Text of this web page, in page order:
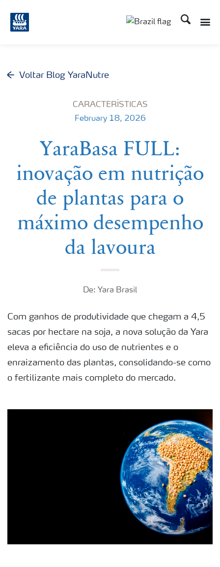
Busca
Voltar Blog YaraNutre
CARACTERÍSTICAS
February 18, 2026
YaraBasa FULL:
inovação em nutrição
de plantas para o
máximo desempenho
da lavoura
De: Yara Brasil
Com ganhos de produtividade que chegam a 4,5
sacas por hectare na soja, a nova solução da Yara
eleva a eficiência do uso de nutrientes e o
enraizamento das plantas, consolidando-se como
o fertilizante mais completo do mercado.